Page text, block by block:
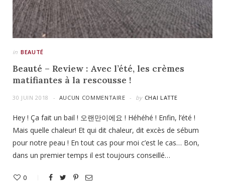
in BEAUTÉ
Beauté – Review : Avec l’été, les crèmes
matifiantes à la rescousse !
30 JUIN 2018 AUCUN COMMENTAIRE by CHAI LATTE
Hey ! Ça fait un bail ! 오랜만이에요 ! Héhéhé ! Enfin, l’été !
Mais quelle chaleur! Et qui dit chaleur, dit excès de sébum
pour notre peau ! En tout cas pour moi c’est le cas… Bon,
dans un premier temps il est toujours conseillé…
0